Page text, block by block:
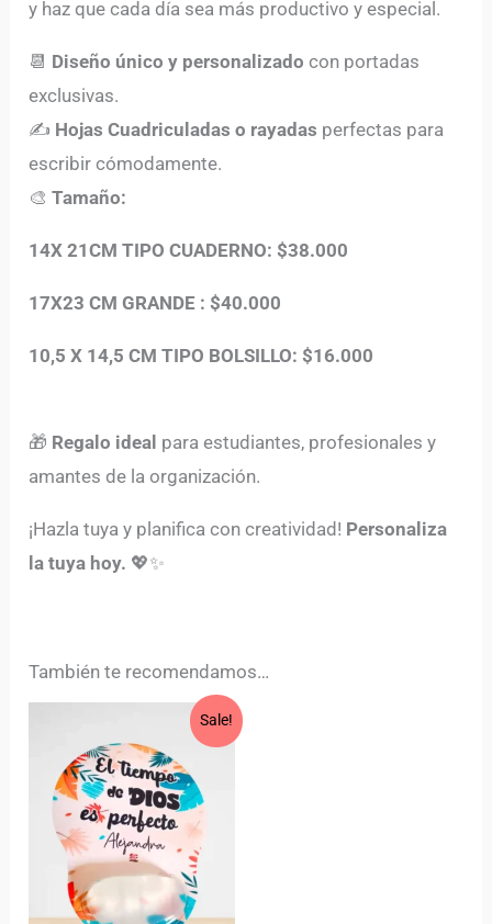
y haz que cada día sea más productivo y especial.
📆 Diseño único y personalizado con portadas
exclusivas.
✍️ Hojas Cuadriculadas o rayadas perfectas para
escribir cómodamente.
🎨Tamaño:
14X 21CM TIPO CUADERNO: $38.000
17X23 CM GRANDE : $40.000
10,5 X 14,5 CM TIPO BOLSILLO: $16.000
🎁 Regalo ideal para estudiantes, profesionales y
amantes de la organización.
¡Hazla tuya y planifica con creatividad! Personaliza
la tuya hoy. 💖✨
También te recomendamos…
Sale!
was:
$32,000.
Current
is:
$26,900.